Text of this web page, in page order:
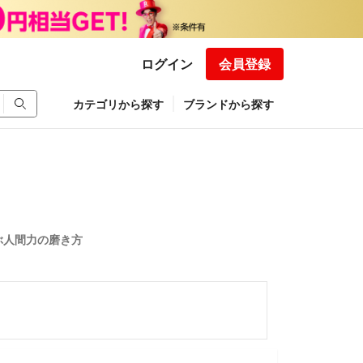
ログイン 会員登録
カテゴリから探す ブランドから探す
間力の磨き方